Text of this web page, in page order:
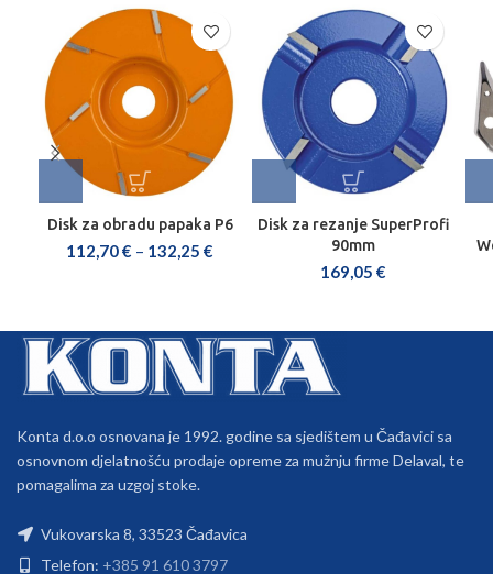
Disk za obradu papaka P6
112,70€ – 132,25 €
Disk za rezanje SuperProfi
90mm
169,05 €
Konta d.o.o osnovana je 1992. godine sa sjedištem u Čađavici sa
osnovnom djelatnošću prodaje opreme za mužnju firme Delaval, te
pomagalima za uzgoj stoke.
Vukovarska 8, 33523 Čađavica
Telefon: +385 91 610 3797